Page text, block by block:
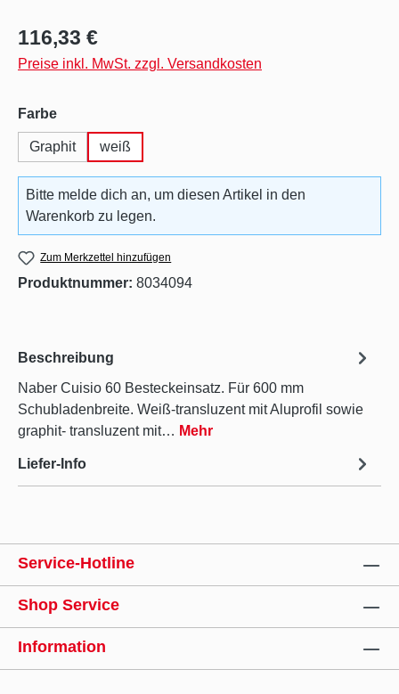
Regulärer Preis:
116,33 €
Preise inkl. MwSt. zzgl. Versandkosten
Farbeauswählen
Graphit weiß
Bitte melde dich an, um diesen Artikel in den
Warenkorb zu legen.
Zum Merkzettel hinzufügen
Produktnummer: 8034094
Beschreibung
Naber Cuisio 60 Besteckeinsatz. Für 600 mm
Schubladenbreite. Weiß-transluzent mit Aluprofil sowie
graphit- transluzent mit… Mehr
Liefer-Info
Service-Hotline
Shop Service
Information